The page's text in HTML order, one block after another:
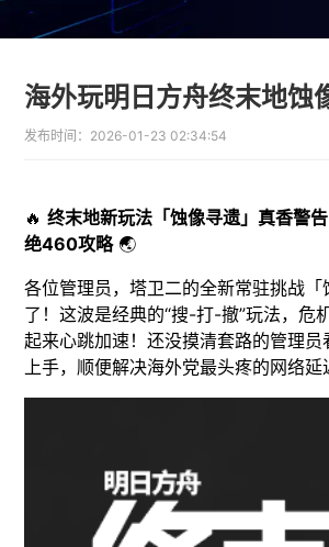
发布时间： 2026-01-23 02:34:54
🔥终末地新玩法「蚀像寻遗」真香警
绝460攻略🌏
各位管理员，塔卫二的全新常驻挑战
了！这波是经典的“搜-打-撤”玩法，危
起来心跳加速！还没摸清套路的管理
上手，顺便解决海外党最头疼的网络延